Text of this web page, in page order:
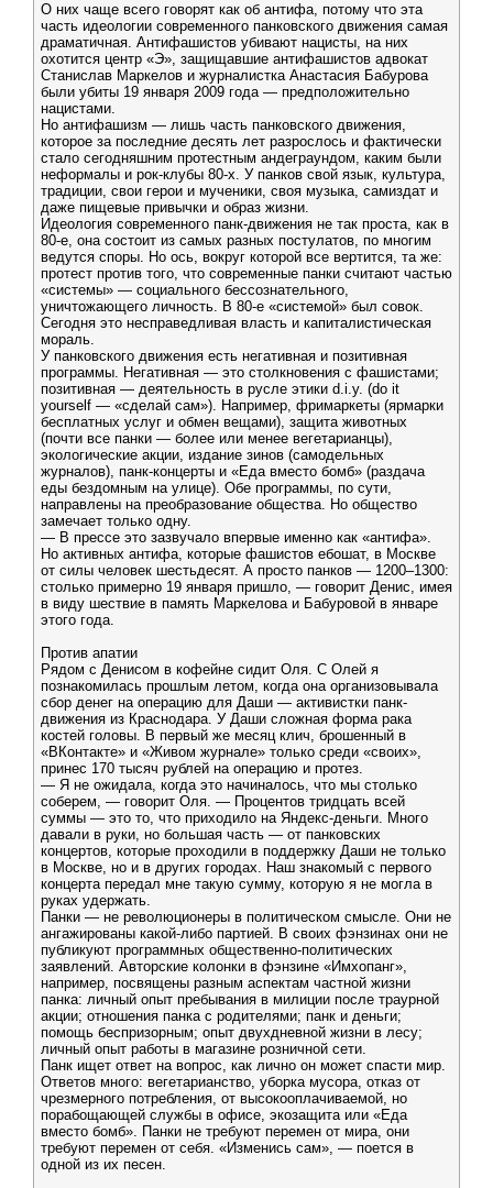
О них чаще всего говорят как об антифа, потому что эта
часть идеологии современного панковского движения самая
драматичная. Антифашистов убивают нацисты, на них
охотится центр «Э», защищавшие антифашистов адвокат
Станислав Маркелов и журналистка Анастасия Бабурова
были убиты 19 января 2009 года — предположительно
нацистами.
Но антифашизм — лишь часть панковского движения,
которое за последние десять лет разрослось и фактически
стало сегодняшним протестным андеграундом, каким были
неформалы и рок-клубы 80-х. У панков свой язык, культура,
традиции, свои герои и мученики, своя музыка, самиздат и
даже пищевые привычки и образ жизни.
Идеология современного панк-движения не так проста, как в
80-е, она состоит из самых разных постулатов, по многим
ведутся споры. Но ось, вокруг которой все вертится, та же:
протест против того, что современные панки считают частью
«системы» — социального бессознательного,
уничтожающего личность. В 80-е «системой» был совок.
Сегодня это несправедливая власть и капиталистическая
мораль.
У панковского движения есть негативная и позитивная
программы. Негативная — это столкновения с фашистами;
позитивная — деятельность в русле этики d.i.y. (do it
yourself — «сделай сам»). Например, фримаркеты (ярмарки
бесплатных услуг и обмен вещами), защита животных
(почти все панки — более или менее вегетарианцы),
экологические акции, издание зинов (самодельных
журналов), панк-концерты и «Еда вместо бомб» (раздача
еды бездомным на улице). Обе программы, по сути,
направлены на преобразование общества. Но общество
замечает только одну.
— В прессе это зазвучало впервые именно как «антифа».
Но активных антифа, которые фашистов ебошат, в Москве
от силы человек шестьдесят. А просто панков — 1200–1300:
столько примерно 19 января пришло, — говорит Денис, имея
в виду шествие в память Маркелова и Бабуровой в январе
этого года.
Против апатии
Рядом с Денисом в кофейне сидит Оля. С Олей я
познакомилась прошлым летом, когда она организовывала
сбор денег на операцию для Даши — активистки панк-
движения из Краснодара. У Даши сложная форма рака
костей головы. В первый же месяц клич, брошенный в
«ВКонтакте» и «Живом журнале» только среди «своих»,
принес 170 тысяч рублей на операцию и протез.
— Я не ожидала, когда это начиналось, что мы столько
соберем, — говорит Оля. — Процентов тридцать всей
суммы — это то, что приходило на Яндекс-деньги. Много
давали в руки, но большая часть — от панковских
концертов, которые проходили в поддержку Даши не только
в Москве, но и в других городах. Наш знакомый с первого
концерта передал мне такую сумму, которую я не могла в
руках удержать.
Панки — не революционеры в политическом смысле. Они не
ангажированы какой-либо партией. В своих фэнзинах они не
публикуют программных общественно-политических
заявлений. Авторские колонки в фэнзине «Имхопанг»,
например, посвящены разным аспектам частной жизни
панка: личный опыт пребывания в милиции после траурной
акции; отношения панка с родителями; панк и деньги;
помощь беспризорным; опыт двухдневной жизни в лесу;
личный опыт работы в магазине розничной сети.
Панк ищет ответ на вопрос, как лично он может спасти мир.
Ответов много: вегетарианство, уборка мусора, отказ от
чрезмерного потребления, от высокооплачиваемой, но
порабощающей службы в офисе, экозащита или «Еда
вместо бомб». Панки не требуют перемен от мира, они
требуют перемен от себя. «Изменись сам», — поется в
одной из их песен.